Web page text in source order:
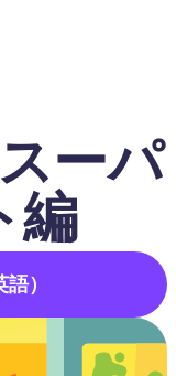
ーパ
編
語）